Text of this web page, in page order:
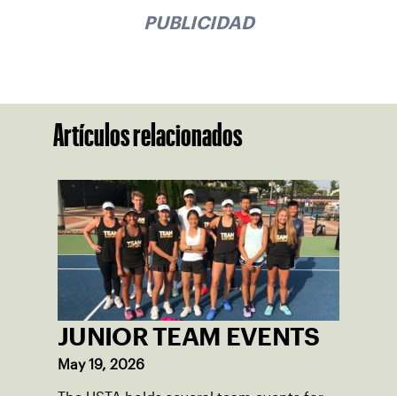
PUBLICIDAD
Artículos relacionados
JUNIOR TEAM EVENTS
May 19, 2026